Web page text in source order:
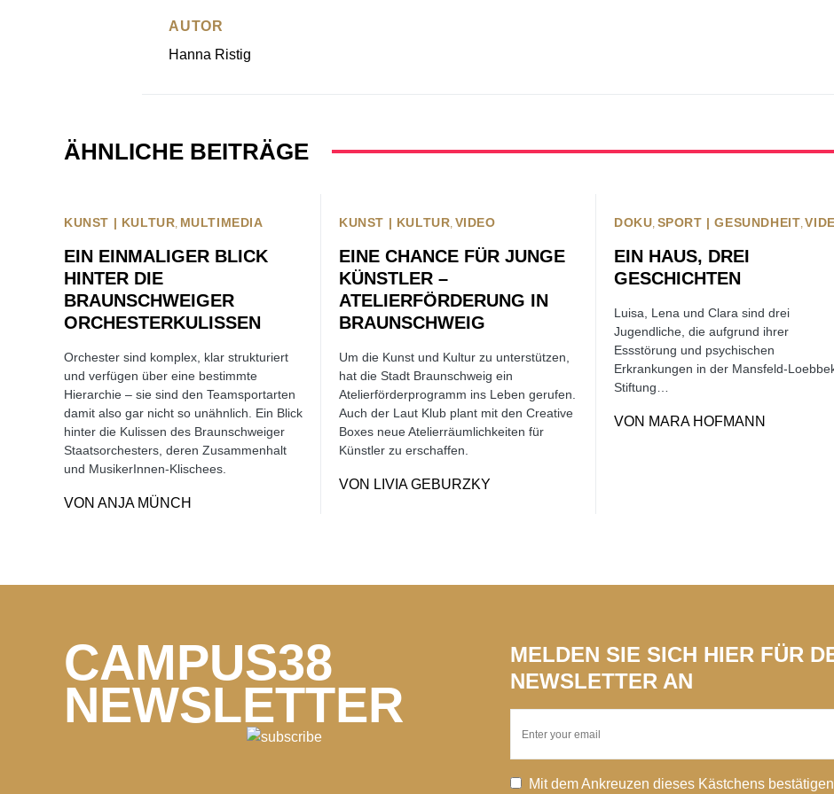
AUTOR
Hanna Ristig
ÄHNLICHE BEITRÄGE
KUNST | KULTUR MULTIMEDIA
EIN EINMALIGER BLICK
HINTER DIE
BRAUNSCHWEIGER
ORCHESTERKULISSEN
Orchester sind komplex, klar strukturiert
und verfügen über eine bestimmte
Hierarchie – sie sind den Teamsportarten
damit also gar nicht so unähnlich. Ein Blick
hinter die Kulissen des Braunschweiger
Staatsorchesters, deren Zusammenhalt
und MusikerInnen-Klischees.
VON ANJA MÜNCH
KUNST | KULTUR VIDEO
EINE CHANCE FÜR JUNGE
KÜNSTLER –
ATELIERFÖRDERUNG IN
BRAUNSCHWEIG
Um die Kunst und Kultur zu unterstützen,
hat die Stadt Braunschweig ein
Atelierförderprogramm ins Leben gerufen.
Auch der Laut Klub plant mit den Creative
Boxes neue Atelierräumlichkeiten für
Künstler zu erschaffen.
VON LIVIA GEBURZKY
DOKU SPORT | GESUNDHEIT
EIN HAUS, DREI
GESCHICHTEN
Luisa, Lena und Clara sind drei
Jugendliche, die aufgrund ihrer
Essstörung und psychischen
Erkrankungen in der Mansfeld-
Stiftung…
VON MARA HOFMANN
CAMPUS38
NEWSLETTER
MELDEN SIE SICH HIER FÜR
NEWSLETTER AN
Mit dem Ankreuzen dieses Kästchens